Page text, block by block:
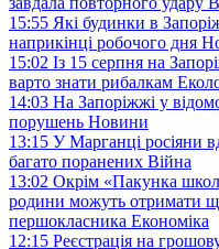
15:55 Які будинки в
наприкінці робочого дня
15:02 Із 15 серпня на
варто знати рибалкам
14:03 На Запоріжжі у
порушень Новини
13:15 У Марганці росіяни
багато поранених Війна
13:02 Окрім «Пакунка
родини можуть отримати
першокласника Економіка
12:15 Реєстрація на